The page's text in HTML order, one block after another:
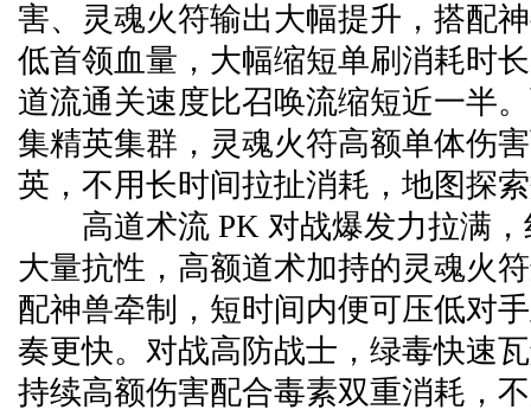
害、灵魂火符输出大幅提升，搭配
低首领血量，大幅缩短单刷消耗时
道流通关速度比召唤流缩短近一半
集精英集群，灵魂火符高额单体伤
英，不用长时间拉扯消耗，地图探
高道术流 PK 对战爆发力拉满，
大量抗性，高额道术加持的灵魂火
配神兽牵制，短时间内便可压低对
奏更快。对战高防战士，绿毒快速
持续高额伤害配合毒素双重消耗，